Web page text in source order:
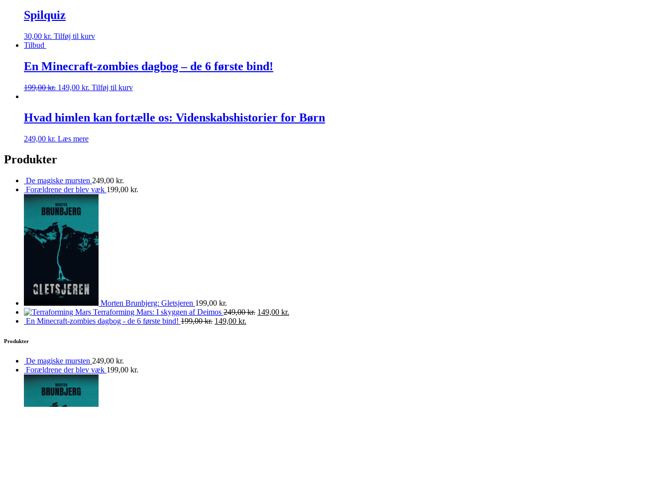
Spilquiz
30,00 kr. Tilføj til kurv
Tilbud
En Minecraft-zombies dagbog – de 6 første bind!
199,00kr. 149,00 kr. Tilføj til kurv
Hvad himlen kan fortælle os: Videnskabshistorier for Børn
249,00 kr. Læs mere
Produkter
De magiske mursten 249,00 kr.
Forældrene der blev væk 199,00 kr.
Morten Brunbjerg: Gletsjeren 199,00 kr.
Terraforming Mars: I skyggen af Deimos 249,00kr. 149,00 kr.
En Minecraft-zombies dagbog - de 6 første bind! 199,00kr. 149,00 kr.
Produkter
De magiske mursten 249,00 kr.
Forældrene der blev væk 199,00 kr.